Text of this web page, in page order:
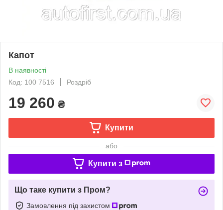
Капот
В наявності
Код: 100 7516
Роздріб
19 260 ₴
Купити
або
Купити з
Що таке купити з Пром?
Замовлення під захистом